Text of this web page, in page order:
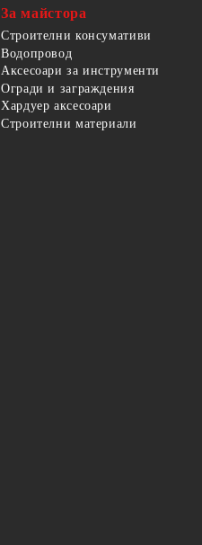
За майстора
Строителни консумативи
Водопровод
Аксесоари за инструменти
Огради и заграждения
Хардуер аксесоари
Строителни материали